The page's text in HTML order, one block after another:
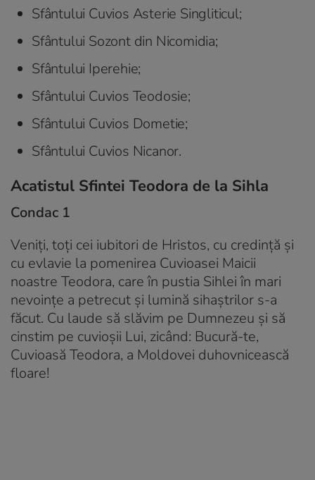
Sfântului Cuvios Asterie Singliticul;
Sfântului Sozont din Nicomidia;
Sfântului Iperehie;
Sfântului Cuvios Teodosie;
Sfântului Cuvios Dometie;
Sfântului Cuvios Nicanor.
Acatistul Sfintei Teodora de la Sihla
Condac 1
Veniți, toți cei iubitori de Hristos, cu credință și
cu evlavie la pomenirea Cuvioasei Maicii
noastre Teodora, care în pustia Sihlei în mari
nevoințe a petrecut și lumină sihaștrilor s-a
făcut. Cu laude să slăvim pe Dumnezeu și să
cinstim pe cuvioșii Lui, zicând: Bucură-te,
Cuvioasă Teodora, a Moldovei duhovnicească
floare!